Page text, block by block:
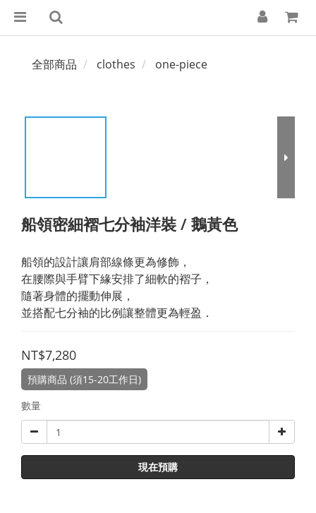
全部商品 clothes one-piece
船領密細褶七分袖洋裝 / 鵝黃色
船領的設計讓肩部線條更為修飾，
在腰際與手臂下緣安排了細軟的褶子，
隨著身體的擺動伸展，
並搭配七分袖的比例讓整體更為輕盈．
NT$7,280
預購商品 (須15-20工作日)
數量
現在預購